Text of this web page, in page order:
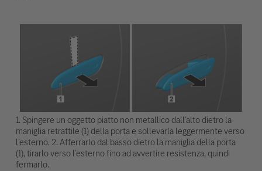
1. Spingere un oggetto piatto non metallico dall’alto dietro la
maniglia retrattile (1) della porta e sollevarla leggermente verso
l’esterno. 2. Afferrarlo dal basso dietro la maniglia della porta
(1), tirarlo verso l’esterno fino ad avvertire resistenza, quindi
fermarlo.